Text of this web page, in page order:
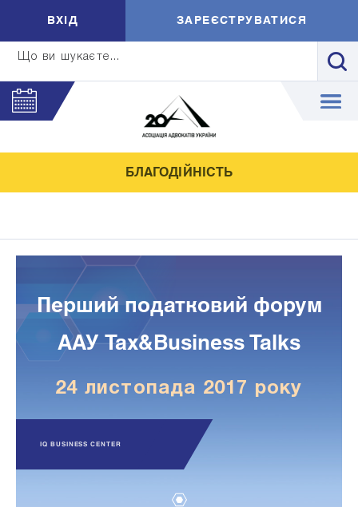
Що ви шукаєте...
ВXIД ЗАРЕЄСТРУВАТИСЯ
БЛАГОДІЙНІСТЬ
Перший податковий форум
ААУ Tax&Business Talks
24 листопада 2017 року
IQ BUSINESS CENTER